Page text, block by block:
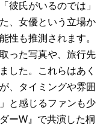
彼氏がいるのでは」
、女優という立場か
性も推測されます。
った写真や、旅行先
した。これらはあく
、タイミングや雰囲
と感じるファンも少
ーW』で共演した桐